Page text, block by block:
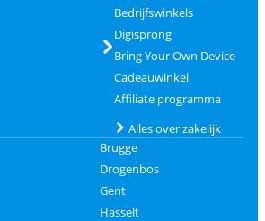
Bedrijfswinkels
Digisprong
Bring Your Own Device
Cadeauwinkel
Affiliate programma
Alles over zakelijk
Brugge
Drogenbos
Gent
Hasselt